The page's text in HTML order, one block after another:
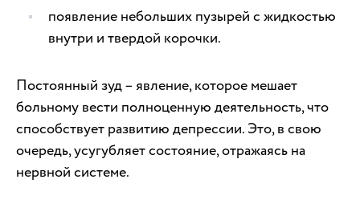
появление небольших пузырей с жидкостью
внутри и твердой корочки.
Постоянный зуд – явление, которое мешает
больному вести полноценную деятельность, что
способствует развитию депрессии. Это, в свою
очередь, усугубляет состояние, отражаясь на
нервной системе.